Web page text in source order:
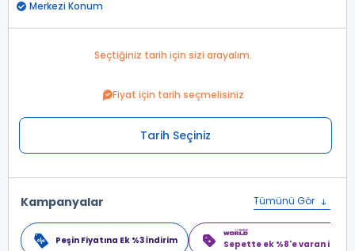
Merkezi Konum
Seçtiğiniz tarih için sizi arayalım.
Fiyat için tarih seçmelisiniz
Tarih Seçiniz
Kampanyalar Tümünü Gör
Peşin Fiyatına Ek %3 İndirim Sepette ek %8'e varan